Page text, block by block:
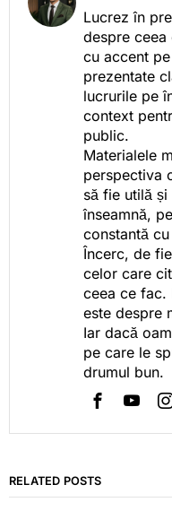
Lucrez în
despre ceea
cu accent
prezentate
lucrurile pe
context
public.
Materialele
perspectiva
să fie utilă
înseamnă,
constantă
Încerc, de
celor care
ceea ce fac.
este despre
Iar dacă
pe care le
drumul bun.
RELATED POSTS